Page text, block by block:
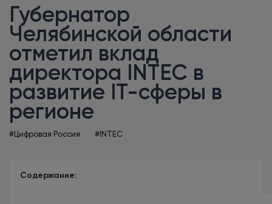
Губернатор
Челябинской области
отметил вклад
директора INTEC в
развитие IT-сферы в
регионе
#Цифровая Россия #INTEC
Содержание: